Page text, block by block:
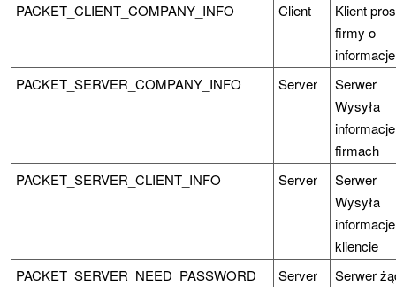
PACKET_CLIENT_COMPANY_INFO
Client
Klient
firmy o
informacje
PACKET_SERVER_COMPANY_INFO
Server
Serwer
Wysyła
firmach
PACKET_SERVER_CLIENT_INFO
Server
Serwer
Wysyła
kliencie
PACKET_SERVER_NEED_PASSWORD
Server
Serwer